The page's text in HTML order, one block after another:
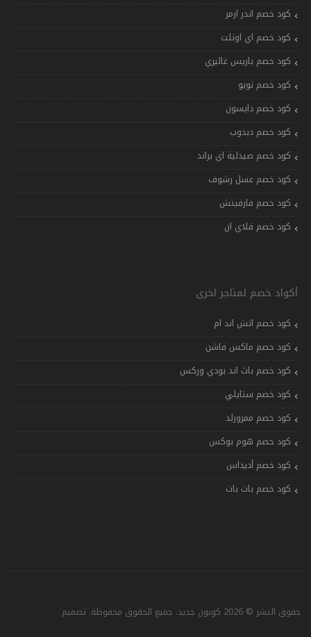
كود خصم اندر ارمر
كود خصم اي اوتلت
كود خصم باريس غاليري
كود خصم تويو
كود خصم دايسون
كود خصم دبدوب
كود خصم صيدلية اي براند
كود خصم عسل رشوف
كود خصم فارفيتش
كود خصم فلاي ان
أكواد خصم لمتاجر اخرى
كود خصم اتش اند ام
كود خصم ماكس فاشن
كود خصم باث اند بودي وركس
كود خصم ستايلي
كود خصم ممزورلد
كود خصم هوم بوكس
كود خصم أديداس
كود خصم بات بات
حقوق النشر © 2026 كوبون جديد. جميع الحقوق محفوظة. تصميم